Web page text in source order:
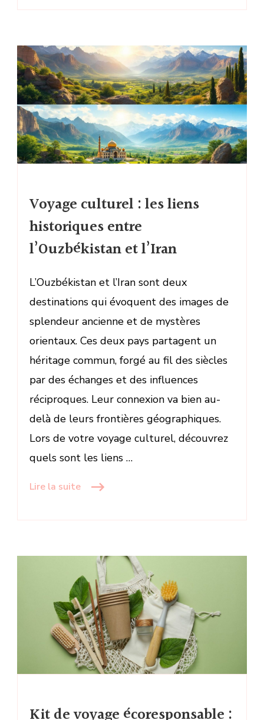
Voyage culturel : les liens
historiques entre
l’Ouzbékistan et l’Iran
L’Ouzbékistan et l’Iran sont deux
destinations qui évoquent des images de
splendeur ancienne et de mystères
orientaux. Ces deux pays partagent un
héritage commun, forgé au fil des siècles
par des échanges et des influences
réciproques. Leur connexion va bien au-
delà de leurs frontières géographiques.
Lors de votre voyage culturel, découvrez
quels sont les liens …
Lire la suite
Kit de voyage écoresponsable :